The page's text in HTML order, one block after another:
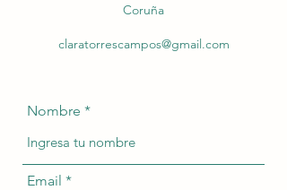
Coruña
claratorrescampos@gmail.com
Nombre
Email